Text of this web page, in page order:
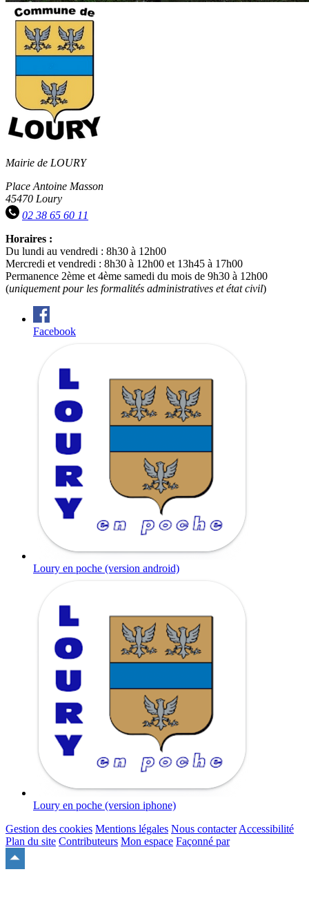
Mairie de LOURY
Place Antoine Masson
45470 Loury
02 38 65 60 11
Horaires :
Du lundi au vendredi : 8h30 à 12h00
Mercredi et vendredi : 8h30 à 12h00 et 13h45 à 17h00
Permanence 2ème et 4ème samedi du mois de 9h30 à 12h00
(uniquement pour les formalités administratives et état civil)
Facebook
Loury en poche (version android)
Loury en poche (version iphone)
Gestion des cookies Mentions légales Nous contacter Accessibilité
Plan du site Contributeurs Mon espace Façonné par